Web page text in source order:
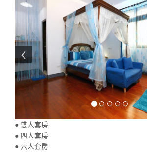
● 雙人套房
● 四人套房
● 六人套房